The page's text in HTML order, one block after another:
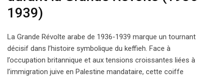
1939)
La Grande Révolte arabe de 1936-1939 marque un tournant
décisif dans l’histoire symbolique du keffieh. Face à
l’occupation britannique et aux tensions croissantes liées à
l’immigration juive en Palestine mandataire, cette coiffe